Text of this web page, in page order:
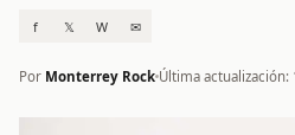
f 𝕏 W ✉
Por Monterrey Rock Última